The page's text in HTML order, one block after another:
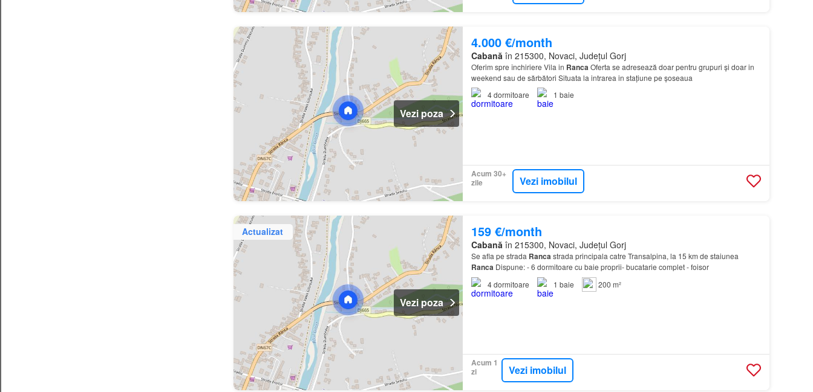
Vezi poza
4.000 €/month
Cabană în 215300, Novaci, Județul Gorj
Oferim spre închiriere Vila in RancaOferta se adresează doar pentru grupuri și doar in
weekend sau de sărbători Situata la intrarea in stațiune pe șoseaua
4dormitoare 1 baie
Acum 30+
zile
Vezi imobilul
Actualizat
Vezi poza
159 €/month
Cabană în 215300, Novaci, Județul Gorj
Se afla pe strada Rancastrada principala catre Transalpina, la 15 km de staiunea
Ranca Dispune: - 6 dormitoare cu baie proprii- bucatarie complet - foisor
4dormitoare 1 baie 200 m²
Acum 1
zi
Vezi imobilul